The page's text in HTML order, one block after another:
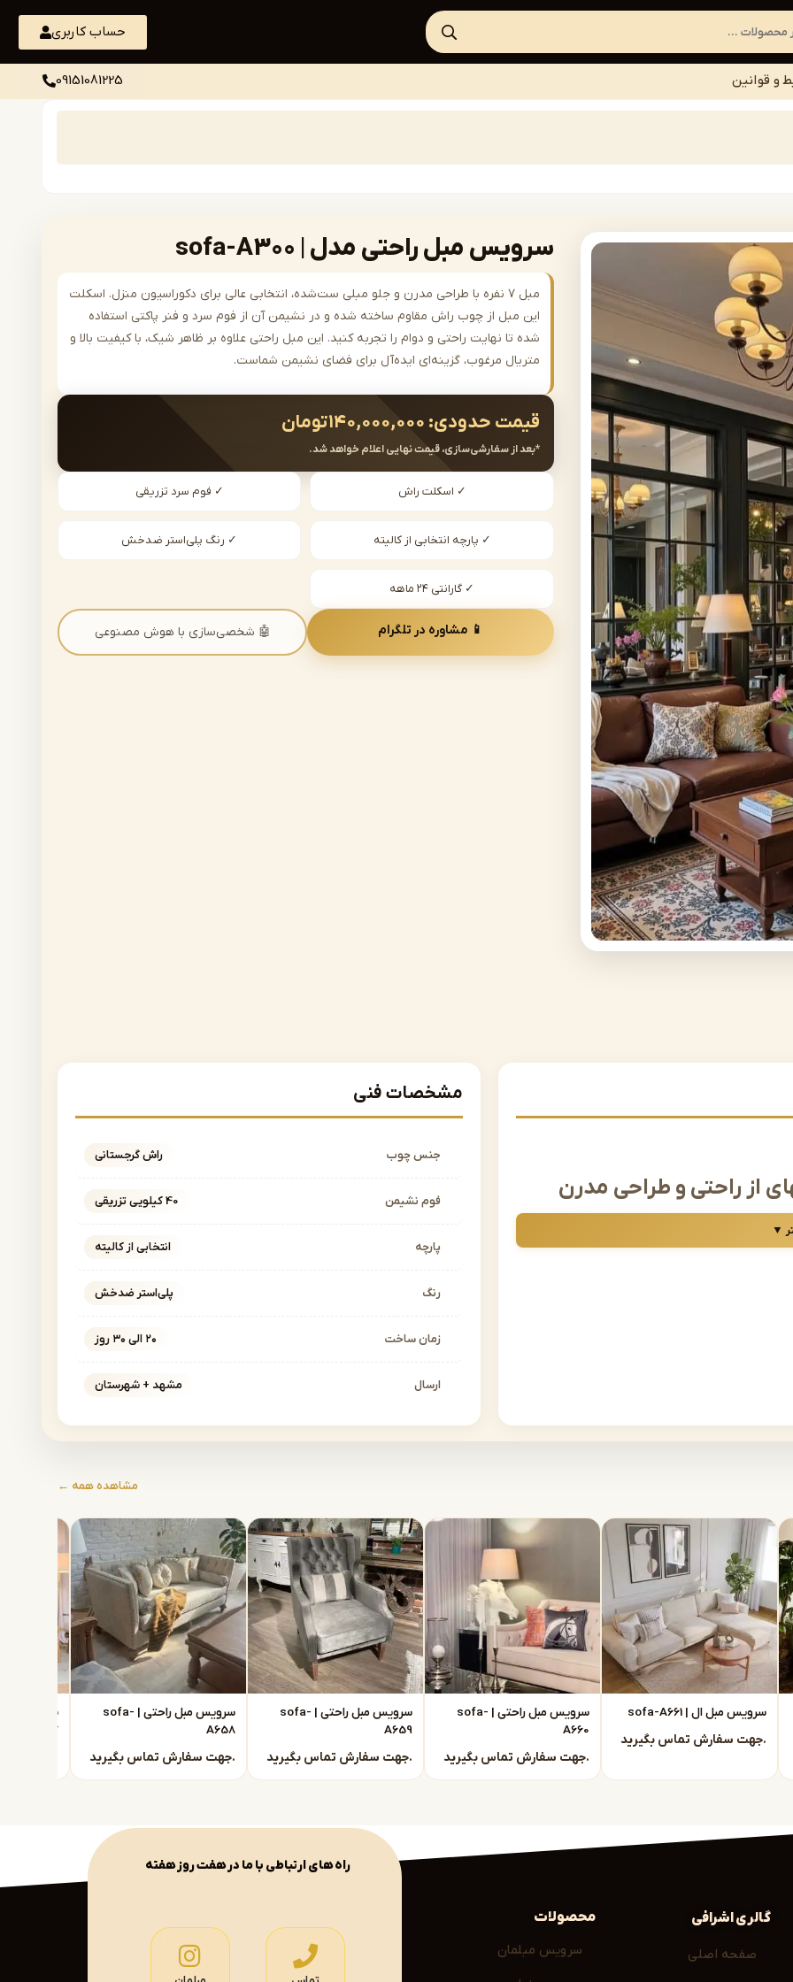
حساب کاربری
و قوانین 09151081225
سرویس مبل راحتی مدل | sofa-A300
مبل ۷ نفره با طراحی مدرن و جلو مبلی ست‌شده، انتخابی عالی برای دکوراسیون منزل. اسکلت
این مبل از چوب راش مقاوم ساخته شده و در نشیمن آن از فوم سرد و فنر پاکتی استفاده
شده تا نهایت راحتی و دوام را تجربه کنید. این مبل راحتی علاوه بر ظاهر شیک، با کیفیت بالا و
متریال مرغوب، گزینه‌ای ایده‌آل برای فضای نشیمن شماست.
قیمت حدودی: تومان۱۴۰,۰۰۰,۰۰۰
*بعد از سفارشی‌سازی، قیمت نهایی اعلام خواهد شد.
✓ اسکلت راش ✓ فوم سرد تزریقی
✓ پارچه انتخابی از کالیته ✓ رنگ پلی‌استر ضدخش
✓ گارانتی ۲۴ ماهه
📱 مشاوره در تلگرام 🤖 شخصی‌سازی با هوش مصنوعی
از راحتی و طراحی مدرن
تبدیل شده، انتخاب مبلمان راحتی مناسب بیش
پیداست، برای نشستنهای طولانیمدت، استراحت و
میشود. این مبلمان نهتنها مناسب مهمانپذیری
مبلمان راحتی در مشهدبهترین انتخاب شما خواهد
مستقیم
مناسبترین مدل راهنمایی کنیم.
بر اساس فضای خانه یا سلیقه شخصی انتخاب
▼
مشخصات فنی
جنس چوب راش گرجستانی
فوم نشیمن 40 کیلویی تزریقی
پارچه انتخابی از کالیته
رنگ پلی‌استر ضدخش
زمان ساخت ۲۰ الی ۳۰ روز
ارسال مشهد + شهرستان
مشاهده همه ←
سرویس مبل ال | sofa-A661
جهت سفارش تماس بگیرید.
سرویس مبل راحتی | sofa-
A660
جهت سفارش تماس بگیرید.
سرویس مبل راحتی | sofa-
A659
جهت سفارش تماس بگیرید.
سرویس مبل راحتی | sofa-
A658
جهت سفارش تماس بگیرید.
A657
گالری اشرافی محصولات
صفحه اصلی سرویس مبلمان
راه های ارتباطی با ما در هفت روز هفته